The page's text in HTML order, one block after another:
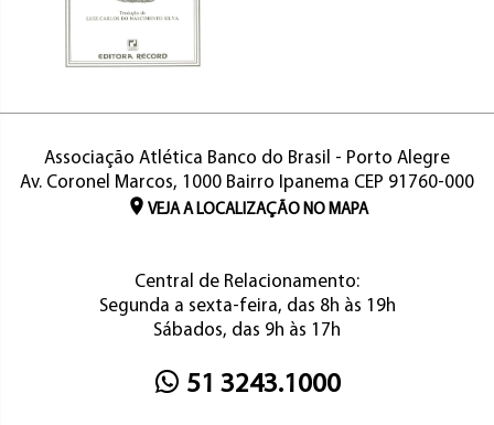
Associação Atlética Banco do Brasil - Porto Alegre
Av. Coronel Marcos, 1000 Bairro Ipanema CEP 91760-000
VEJA A LOCALIZAÇÃO NO MAPA
Central de Relacionamento:
Segunda a sexta-feira, das 8h às 19h
Sábados, das 9h às 17h
51 3243.1000